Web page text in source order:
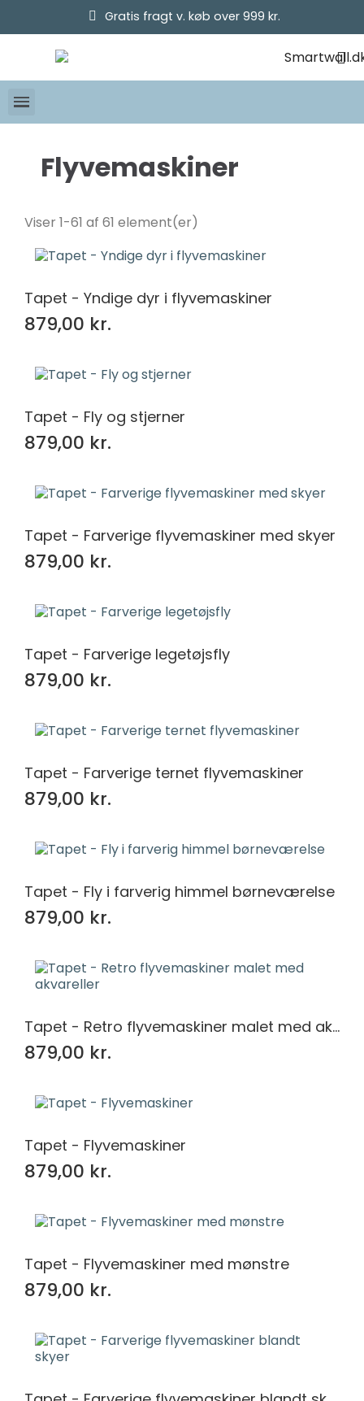
Gratis fragt v. køb over 999 kr.
kr.
kr.
Flyvemaskiner
Viser 1-61 af 61 element(er)
Tapet - Yndige dyr i flyvemaskiner
879,00 kr.
Tapet - Fly og stjerner
879,00 kr.
Tapet - Farverige flyvemaskiner med skyer
879,00 kr.
Tapet - Farverige legetøjsfly
879,00 kr.
Tapet - Farverige ternet flyvemaskiner
879,00 kr.
Tapet - Fly i farverig himmel børneværelse
879,00 kr.
Tapet - Retro flyvemaskiner malet med akvareller
879,00 kr.
Tapet - Flyvemaskiner
879,00 kr.
Tapet - Flyvemaskiner med mønstre
879,00 kr.